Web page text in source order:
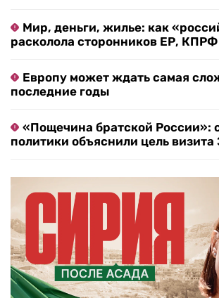
Мир, деньги, жилье: как
расколола сторонников ЕР,
Европу может ждать самая
последние годы
«Пощечина братской России»:
политики объяснили цель визита